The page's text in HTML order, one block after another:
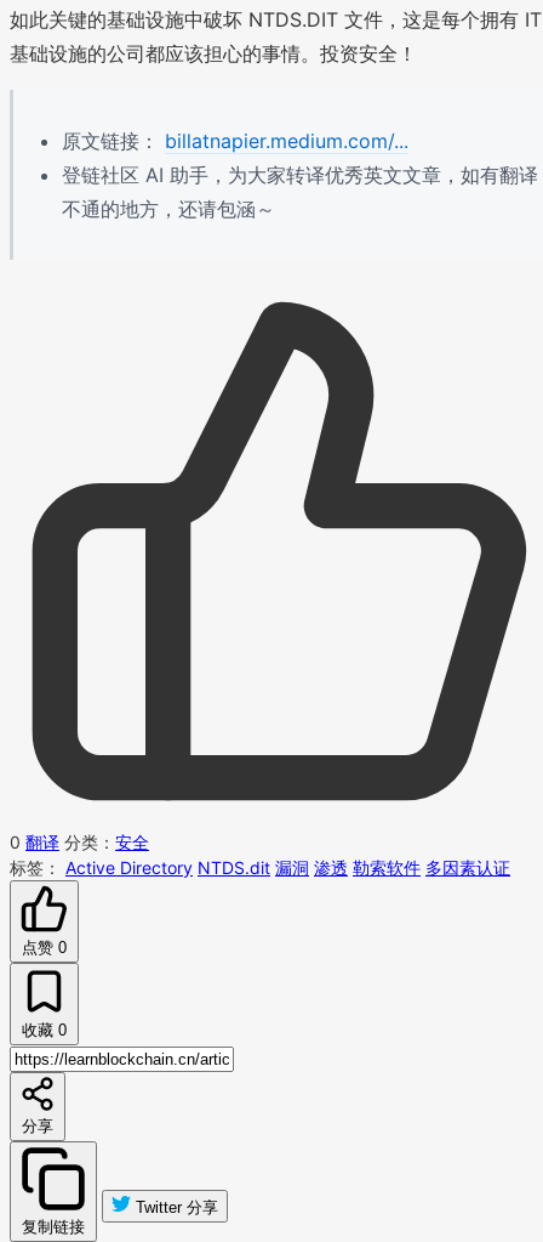
如此关键的基础设施中破坏 NTDS.DIT 文件，这是每个拥有 IT
基础设施的公司都应该担心的事情。投资安全！
原文链接： billatnapier.medium.com/...
登链社区 AI 助手，为大家转译优秀英文文章，如有翻译
不通的地方，还请包涵～
0 翻译 分类： 安全
标签： Active Directory NTDS.dit 漏洞 渗透 勒索软件 多因素认证
点赞 0
收藏 0
分享
复制链接
Twitter 分享